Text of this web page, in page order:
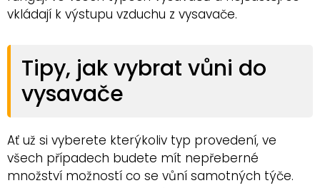
vkládají k výstupu vzduchu z vysavače.
Tipy, jak vybrat vůni do
vysavače
Ať už si vyberete kterýkoliv typ provedení, ve
všech případech budete mít nepřeberné
množství možností co se vůní samotných týče.